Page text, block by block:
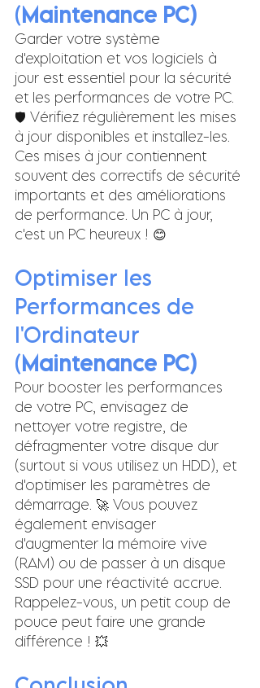
(Maintenance PC)
Garder votre système
d'exploitation et vos logiciels à
jour est essentiel pour la sécurité
et les performances de votre PC.
🛡️ Vérifiez régulièrement les mises
à jour disponibles et installez-les.
Ces mises à jour contiennent
souvent des correctifs de sécurité
importants et des améliorations
de performance. Un PC à jour,
c'est un PC heureux ! 😊
Optimiser les
Performances de
l'Ordinateur
(Maintenance PC)
Pour booster les performances
de votre PC, envisagez de
nettoyer votre registre, de
défragmenter votre disque dur
(surtout si vous utilisez un HDD), et
d'optimiser les paramètres de
démarrage. 🚀 Vous pouvez
également envisager
d'augmenter la mémoire vive
(RAM) ou de passer à un disque
SSD pour une réactivité accrue.
Rappelez-vous, un petit coup de
pouce peut faire une grande
différence ! 💥